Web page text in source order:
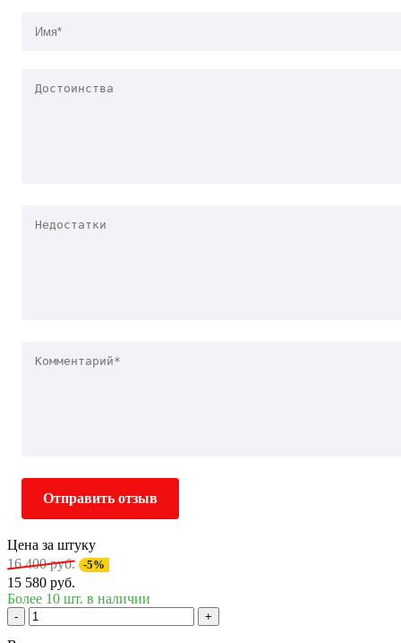
Отправить отзыв
Цена за штуку
16 400 руб. -5%
15 580 руб.
Более 10 шт. в наличии
- +